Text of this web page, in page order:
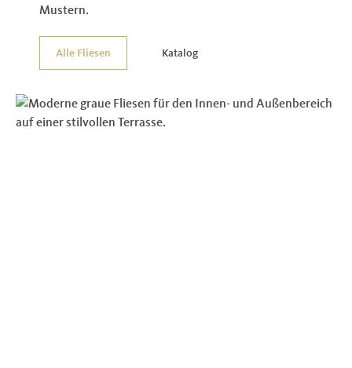
Mustern.
Alle Fliesen Katalog